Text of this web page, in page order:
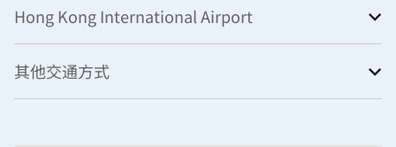
Hong Kong International Airport
其他交通方式